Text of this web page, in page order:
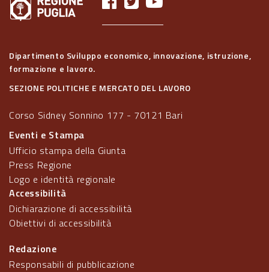
Dipartimento Sviluppo economico, innovazione, istruzione,
formazione e lavoro.
SEZIONE POLITICHE E MERCATO DEL LAVORO
Corso Sidney Sonnino 177 - 70121 Bari
Eventi e Stampa
Ufficio stampa della Giunta
Press Regione
Logo e identità regionale
Accessibilità
Dichiarazione di accessibilità
Obiettivi di accessibilità
Redazione
Responsabili di pubblicazione